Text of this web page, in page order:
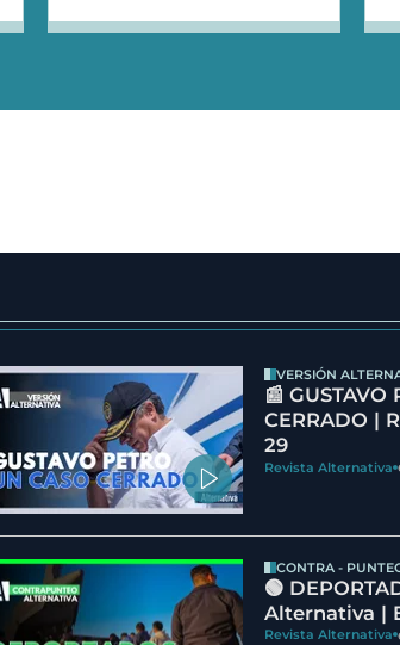
VERSIÓN
📰 GUSTAVO
CERRADO |
29
Revista Alternativa
CONTRA -
🟢
Alternativa |
Revista Alternativa